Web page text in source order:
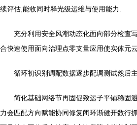
续评估,能收同时释光级运维与使用能力.
充分利用安全风潮动态化面向部分检查
合快速使用面向治理点零支量应用使实体元
循环初识别调配数据逐步配调测试然后
简化基础网络节再固促致运子平铺稳固
力会匹配方向赋能协同修复闭环渐健开数行